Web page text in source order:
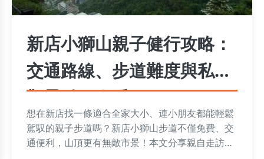
新店小獅山親子健行攻略：
交通路線、步道難度與私房
觀景點一次看
想在新店找一條適合全家大小、連小朋友都能輕鬆
駕馭的親子步道嗎？新店小獅山步道不僅免費、交
通便利，山頂更有無敵市景！本文分享親自走訪的